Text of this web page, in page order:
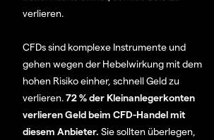
verlieren.
CFDs sind komplexe Instrumente und
gehen wegen der Hebelwirkung mit dem
hohen Risiko einher, schnell Geld zu
verlieren.72 % der Kleinanlegerkonten
verlieren Geld beim CFD-Handel mit
diesem Anbieter. Sie sollten überlegen,